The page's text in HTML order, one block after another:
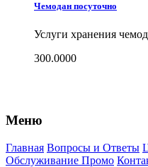
Чемодан посуточно
Услуги хранения
300.0000
Меню
Главная Вопросы и Ответы
Обслуживание Промо